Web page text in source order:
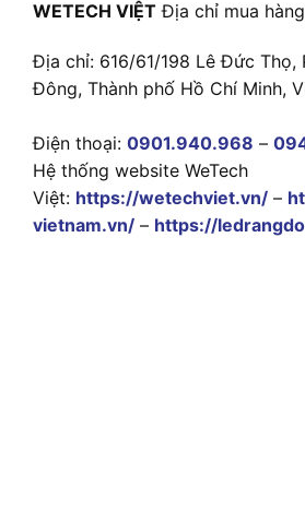
WETECH VIỆT Địa chỉ mua
Địa chỉ: 616/61/198 Lê Đức Thọ,
Đông, Thành phố Hồ Chí Minh,
Điện thoại: 0901.940.968 –
Hệ thống website WeTech
Việt: https://wetechviet.vn/ –
vietnam.vn/ – https://